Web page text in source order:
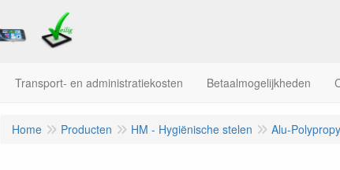
Transport- en administratiekosten Betaalmogelijkheden
Home Producten HM - Hygiënische stelen Alu-